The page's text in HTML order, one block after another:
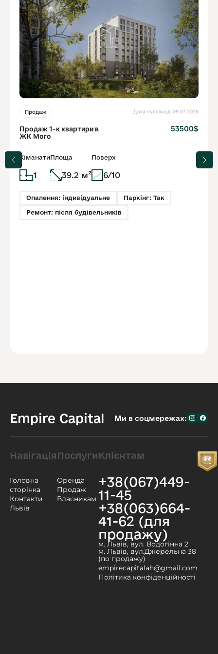
Продаж Дата публікації: 09.07.2026
Продаж 1-к квартири в
ЖК Moro
53500$
Кіманати
1
Площа
39.2 м²
Поверх
6/10
Опалення: індивідуальне Паркінг: Так
Ремонт: після будівельників
Empire Capital Ми в соцмережах:
Навігація
Головна
сторінка
Контакти
Львів
Послуги
Оренда
Продаж
Власникам
Клієнтам
+38(067)449-
11-45
+38(063)664-
41-62 (для
продажу)
м. Львів, вул. Водогінна 2
м. Львів, вул.Джерельна 38
(по продажу)
empirecapitalah@gmail.com
Політика конфіденційності